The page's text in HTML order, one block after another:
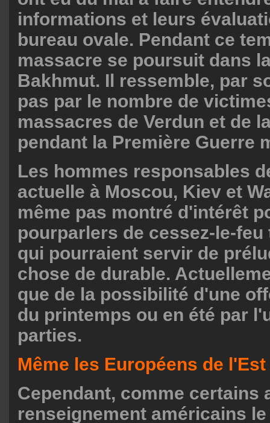
informations et leurs
bureau ovale. Pendant ce
massacre se poursuit dans
Bakhmut. Il ressemble, par
pas par le nombre de
massacres de Verdun et de
pendant la Première Guerre
Les hommes responsables
actuelle à Moscou, Kiev et
même pas montré d'intérêt
pourparlers de cessez-le-
qui pourraient servir de
chose de durable.
que de la possibilité d'une
du printemps ou en été par
parties.
Même les Européens de
Cependant, comme certains
renseignement américains